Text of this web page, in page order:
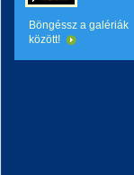
Böngéssz a galériák
között!